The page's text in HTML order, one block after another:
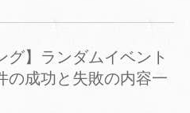
グ】ランダムイベント
の成功と失敗の内容一